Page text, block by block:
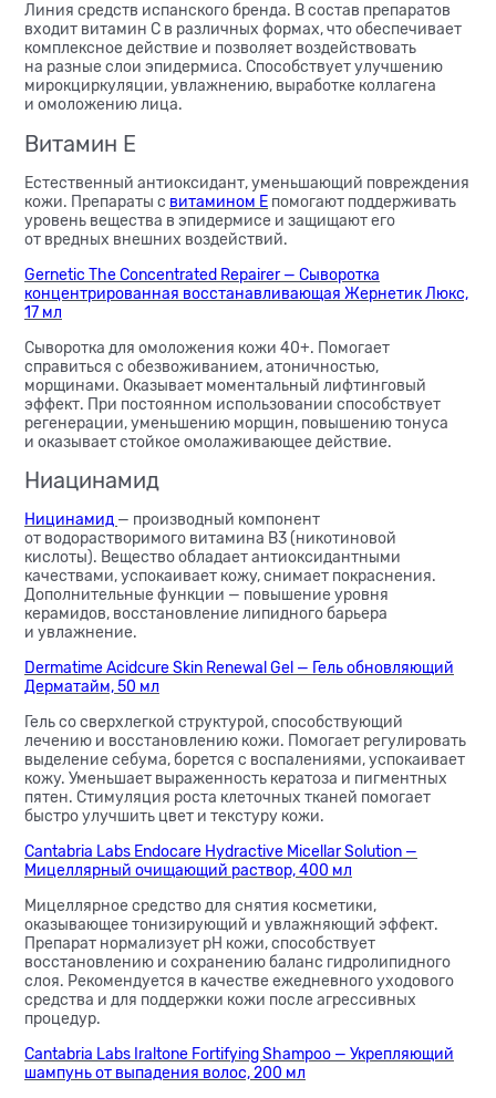
Линия средств испанского бренда. В состав препаратов
входит витамин С в различных формах, что обеспечивает
комплексное действие и позволяет воздействовать
на разные слои эпидермиса. Способствует улучшению
мирокциркуляции, увлажнению, выработке коллагена
и омоложению лица.
Витамин Е
Естественный антиоксидант, уменьшающий повреждения
кожи. Препараты с витамином Е помогают поддерживать
уровень вещества в эпидермисе и защищают его
от вредных внешних воздействий.
Gernetic The Concentrated Repairer — Сыворотка
концентрированная восстанавливающая Жернетик Люкс,
17 мл
Сыворотка для омоложения кожи 40+. Помогает
справиться с обезвоживанием, атоничностью,
морщинами. Оказывает моментальный лифтинговый
эффект. При постоянном использовании способствует
регенерации, уменьшению морщин, повышению тонуса
и оказывает стойкое омолаживающее действие.
Ниацинамид
Ницинамид — производный компонент
от водорастворимого витамина B3 (никотиновой
кислоты). Вещество обладает антиоксидантными
качествами, успокаивает кожу, снимает покраснения.
Дополнительные функции — повышение уровня
керамидов, восстановление липидного барьера
и увлажнение.
Dermatime Acidcure Skin Renewal Gel — Гель обновляющий
Дерматайм, 50 мл
Гель со сверхлегкой структурой, способствующий
лечению и восстановлению кожи. Помогает регулировать
выделение себума, борется с воспалениями, успокаивает
кожу. Уменьшает выраженность кератоза и пигментных
пятен. Стимуляция роста клеточных тканей помогает
быстро улучшить цвет и текстуру кожи.
Cantabria Labs Endocare Hydractive Micellar Solution —
Мицеллярный очищающий раствор, 400 мл
Мицеллярное средство для снятия косметики,
оказывающее тонизирующий и увлажняющий эффект.
Препарат нормализует рН кожи, способствует
восстановлению и сохранению баланс гидролипидного
слоя. Рекомендуется в качестве ежедневного уходового
средства и для поддержки кожи после агрессивных
процедур.
Cantabria Labs Iraltone Fortifying Shampoo — Укрепляющий
шампунь от выпадения волос, 200 мл